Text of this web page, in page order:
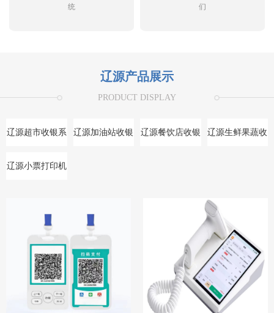
统
们
辽源产品展示
PRODUCT DISPLAY
辽源超市收银系
统
辽源加油站收银 辽源餐饮店收银 辽源生鲜果蔬收
辽源小票打印机